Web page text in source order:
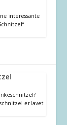
interessante
er lavet